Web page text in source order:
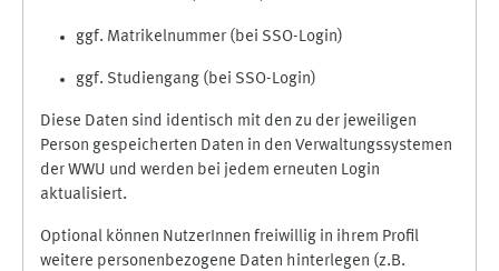
ggf. Matrikelnummer (bei SSO-Login)
ggf. Studiengang (bei SSO-Login)
Diese Daten sind identisch mit den zu der jeweiligen
Person gespeicherten Daten in den Verwaltungssystemen
der WWU und werden bei jedem erneuten Login
aktualisiert.
Optional können NutzerInnen freiwillig in ihrem Profil
weitere personenbezogene Daten hinterlegen (z.B.